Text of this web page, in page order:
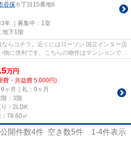
谷保 ６丁目15番地6
年 ｜募集中： 1室
地下1階
らコチラ。近くにはローソン 国立インター店
物に便利です。こちらの物件はマンションで
万円
費・共益費 5,000円)
ヶ月｜礼：0ヶ月
階：3階
り：2LDK
78.60㎡
開件数4件 空き数5件 1-4件表示